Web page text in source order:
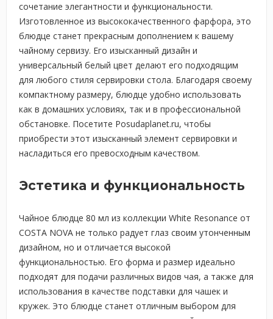
сочетание элегантности и функциональности.
Изготовленное из высококачественного фарфора, это
блюдце станет прекрасным дополнением к вашему
чайному сервизу. Его изысканный дизайн и
универсальный белый цвет делают его подходящим
для любого стиля сервировки стола. Благодаря своему
компактному размеру, блюдце удобно использовать
как в домашних условиях, так и в профессиональной
обстановке. Посетите Posudaplanet.ru, чтобы
приобрести этот изысканный элемент сервировки и
насладиться его превосходным качеством.
Эстетика и функциональность
Чайное блюдце 80 мл из коллекции White Resonance от
COSTA NOVA не только радует глаз своим утонченным
дизайном, но и отличается высокой
функциональностью. Его форма и размер идеально
подходят для подачи различных видов чая, а также для
использования в качестве подставки для чашек и
кружек. Это блюдце станет отличным выбором для